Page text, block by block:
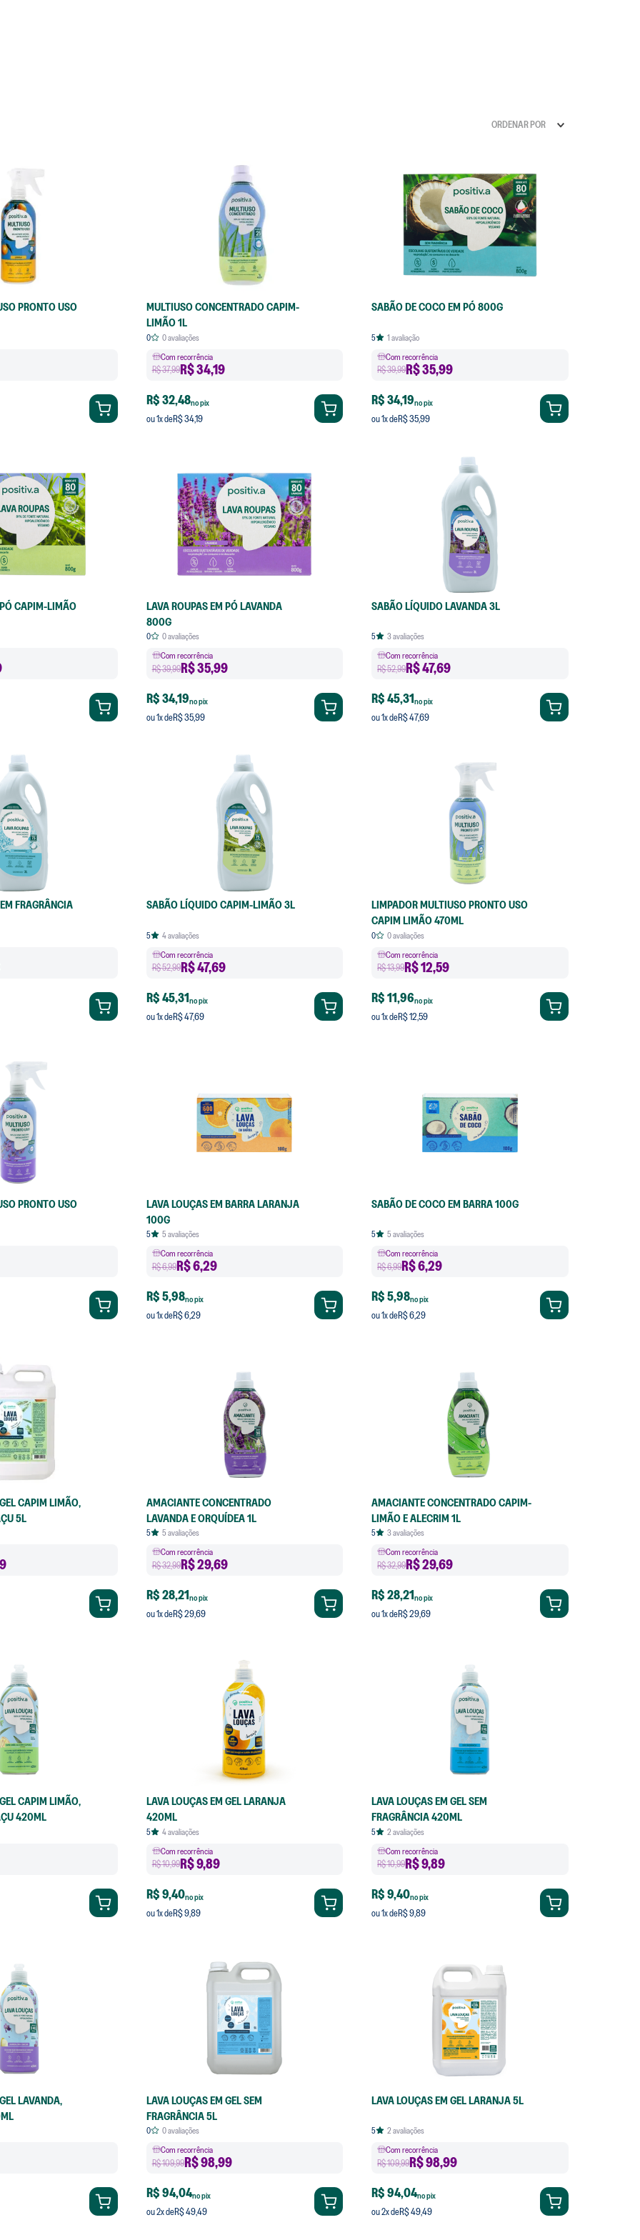
ORDENAR POR
PRONTO USO
MULTIUSO CONCENTRADO CAPIM-
LIMÃO 1L
0 0avaliações
Com recorrência
R$ 37,99R$34,19
R$ 32,48no pix
ou1x deR$ 34,19
SABÃO DE COCO EM PÓ 800G
5 1 avaliação
Com recorrência
R$ 39,99R$35,99
R$ 34,19no pix
ou1x deR$ 35,99
CAPIM-LIMÃO
LAVA ROUPAS EM PÓ LAVANDA
800G
0 0avaliações
Com recorrência
R$ 39,99R$35,99
R$ 34,19no pix
ou1x deR$ 35,99
SABÃO LÍQUIDO LAVANDA 3L
5 3avaliações
Com recorrência
R$ 52,99R$47,69
R$ 45,31no pix
ou1x deR$ 47,69
FRAGRÂNCIA
SABÃO LÍQUIDO CAPIM-LIMÃO 3L
5 4avaliações
Com recorrência
R$ 52,99R$47,69
R$ 45,31no pix
ou1x deR$ 47,69
LIMPADOR MULTIUSO PRONTO USO
CAPIM LIMÃO 470ML
0 0avaliações
Com recorrência
R$ 13,99R$12,59
R$ 11,96no pix
ou1x deR$ 12,59
PRONTO USO
LAVA LOUÇAS EM BARRA LARANJA
100G
5 5 avaliações
Com recorrência
R$ 6,99R$6,29
R$ 5,98no pix
ou1x deR$ 6,29
SABÃO DE COCO EM BARRA 100G
5 5 avaliações
Com recorrência
R$ 6,99R$6,29
R$ 5,98no pix
ou1x deR$ 6,29
CAPIM LIMÃO,
5L
AMACIANTE CONCENTRADO
LAVANDA E ORQUÍDEA 1L
5 5 avaliações
Com recorrência
R$ 32,99R$29,69
R$ 28,21no pix
ou1x deR$ 29,69
AMACIANTE CONCENTRADO CAPIM-
LIMÃO E ALECRIM 1L
5 3avaliações
Com recorrência
R$ 32,99R$29,69
R$ 28,21no pix
ou1x deR$ 29,69
CAPIM LIMÃO,
420ML
LAVA LOUÇAS EM GEL LARANJA
420ML
5 4avaliações
Com recorrência
R$ 10,99R$9,89
R$ 9,40no pix
ou1x deR$ 9,89
LAVA LOUÇAS EM GEL SEM
FRAGRÂNCIA 420ML
5 2 avaliações
Com recorrência
R$ 10,99R$9,89
R$ 9,40no pix
ou1x deR$ 9,89
LAVANDA,
LAVA LOUÇAS EM GEL SEM
FRAGRÂNCIA 5L
0 0avaliações
Com recorrência
R$ 109,99R$98,99
R$ 94,04no pix
ou2x deR$ 49,49
LAVA LOUÇAS EM GEL LARANJA 5L
5 2 avaliações
Com recorrência
R$ 109,99R$98,99
R$ 94,04no pix
ou2x deR$ 49,49